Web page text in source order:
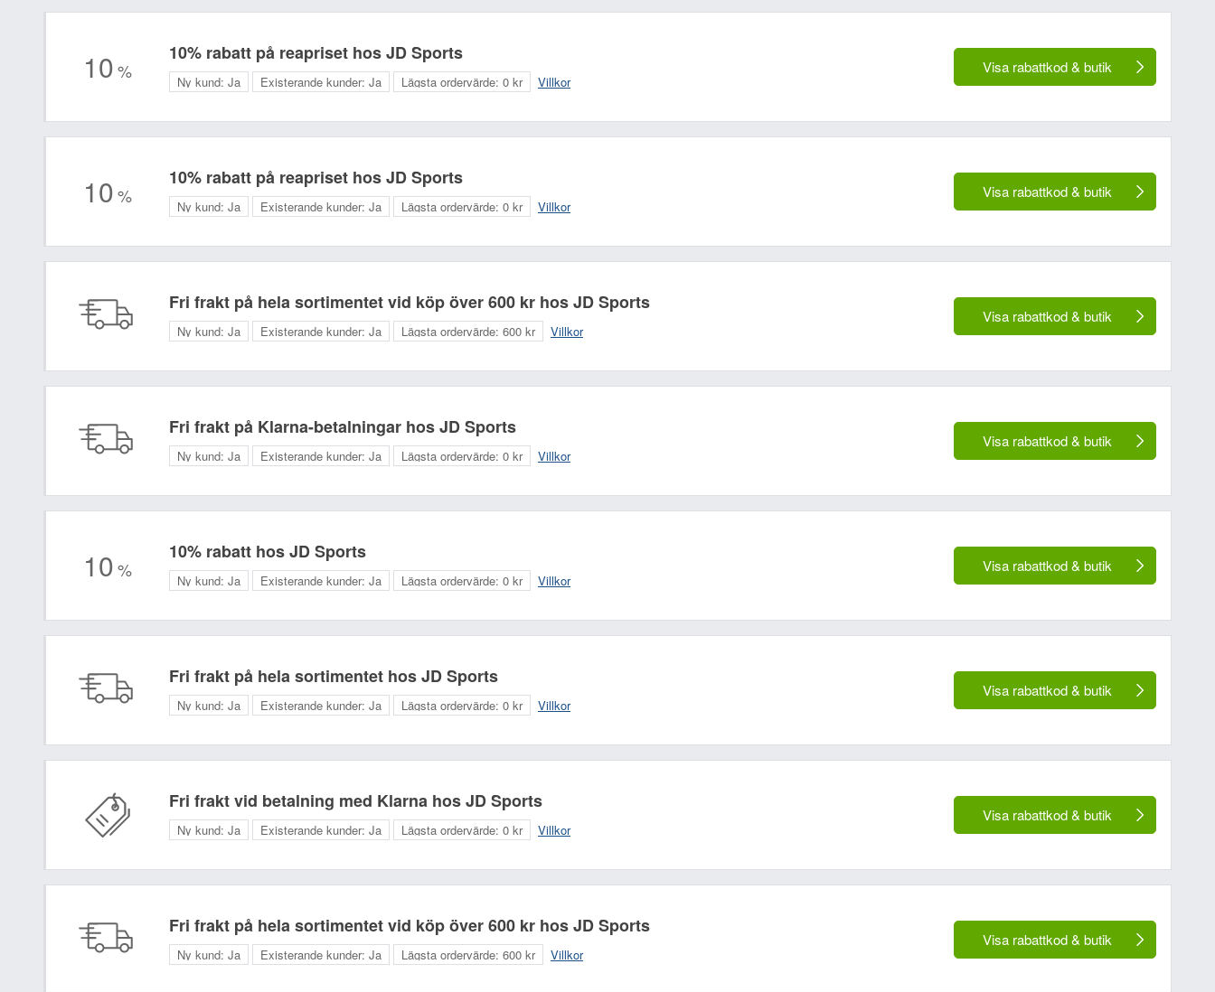
10%
10% rabatt på reapriset hos JD Sports
Visa rabattkod & butik
Ny kund: Ja Existerande kunder: Ja Lägsta ordervärde: 0 kr Villkor
10%
10% rabatt på reapriset hos JD Sports
Visa rabattkod & butik
Ny kund: Ja Existerande kunder: Ja Lägsta ordervärde: 0 kr Villkor
Fri frakt på hela sortimentet vid köp över 600 kr hos JD Sports
Visa rabattkod & butik
Ny kund: Ja Existerande kunder: Ja Lägsta ordervärde: 600 kr Villkor
Fri frakt på Klarna-betalningar hos JD Sports
Visa rabattkod & butik
Ny kund: Ja Existerande kunder: Ja Lägsta ordervärde: 0 kr Villkor
10%
10% rabatt hos JD Sports
Visa rabattkod & butik
Ny kund: Ja Existerande kunder: Ja Lägsta ordervärde: 0 kr Villkor
Fri frakt på hela sortimentet hos JD Sports
Visa rabattkod & butik
Ny kund: Ja Existerande kunder: Ja Lägsta ordervärde: 0 kr Villkor
Fri frakt vid betalning med Klarna hos JD Sports
Visa rabattkod & butik
Ny kund: Ja Existerande kunder: Ja Lägsta ordervärde: 0 kr Villkor
Fri frakt på hela sortimentet vid köp över 600 kr hos JD Sports
Visa rabattkod & butik
Ny kund: Ja Existerande kunder: Ja Lägsta ordervärde: 600 kr Villkor